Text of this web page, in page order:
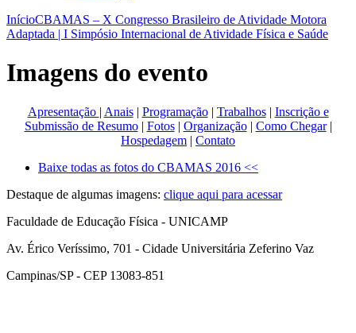
InícioCBAMAS – X Congresso Brasileiro de Atividade Motora
Adaptada | I Simpósio Internacional de Atividade Física e Saúde
Imagens do evento
Apresentação | Anais| Programação| Trabalhos| Inscrição e
Submissão de Resumo| Fotos| Organização| Como Chegar|
Hospedagem | Contato
Baixe todas as fotos do CBAMAS 2016 <<
Destaque de algumas imagens: clique aqui para acessar
Faculdade de Educação Física - UNICAMP
Av. Érico Veríssimo, 701 - Cidade Universitária Zeferino Vaz
Campinas/SP - CEP 13083-851